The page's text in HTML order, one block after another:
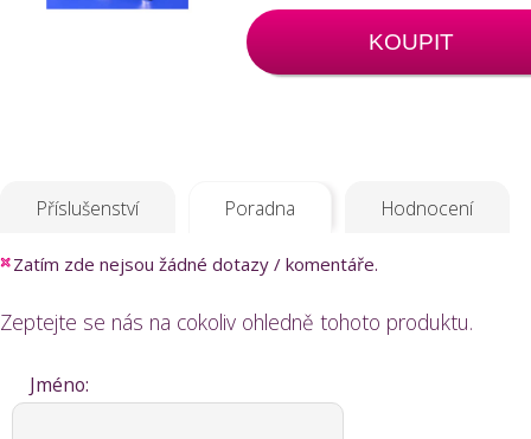
KOUPIT
Příslušenství Poradna Hodnocení
Zatím zde nejsou žádné dotazy / komentáře.
Zeptejte se nás na cokoliv ohledně tohoto produktu.
Jméno: